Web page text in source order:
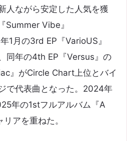
人ながら安定した人気を獲
Summer Vibe』
1月の3rd EP『VarioUS』
同年の4th EP『Versus』の
』がCircle Chart上位とバイ
で代表曲となった。2024年
年の1stフルアルバム『A
アを重ねた。